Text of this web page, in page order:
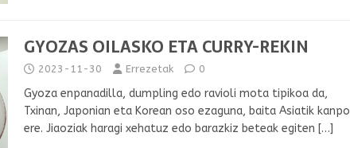
GYOZAS OILASKO ETA CURRY-REKIN
2023-11-30 Errezetak 0
Gyoza enpanadilla, dumpling edo ravioli mota tipikoa da,
Txinan, Japonian eta Korean oso ezaguna, baita Asiatik kanpo
ere. Jiaoziak haragi xehatuz edo barazkiz beteak egiten […]